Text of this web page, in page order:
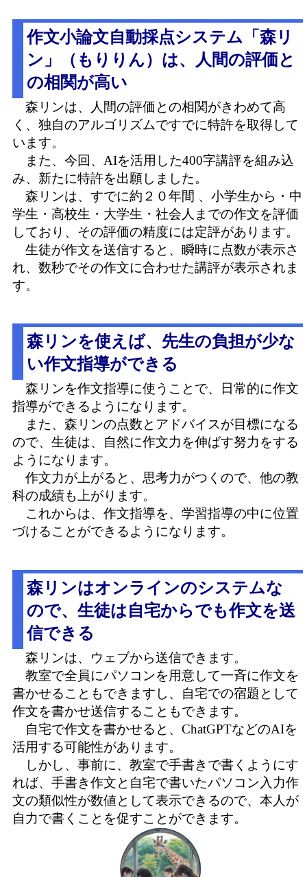
作文小論文自動採点システム「森リ
ン」（もりりん）は、人間の評価と
の相関が高い
森リンは、人間の評価との相関がきわめて高
く、独自のアルゴリズムですでに特許を取得して
います。
また、今回、AIを活用した400字講評を組み込
み、新たに特許を出願しました。
森リンは、すでに約２０年間 、小学生から・中
学生・高校生・大学生・社会人までの作文を評価
しており、その評価の精度には定評があります。
生徒が作文を送信すると、瞬時に点数が表示さ
れ、数秒でその作文に合わせた講評が表示されま
す。
森リンを使えば、先生の負担が少な
い作文指導ができる
森リンを作文指導に使うことで、日常的に作文
指導ができるようになります。
また、森リンの点数とアドバイスが目標になる
ので、生徒は、自然に作文力を伸ばす努力をする
ようになります。
作文力が上がると、思考力がつくので、他の教
科の成績も上がります。
これからは、作文指導を、学習指導の中に位置
づけることができるようになります。
森リンはオンラインのシステムな
ので、生徒は自宅からでも作文を送
信できる
森リンは、ウェブから送信できます。
教室で全員にパソコンを用意して一斉に作文を
書かせることもできますし、自宅での宿題として
作文を書かせ送信することもできます。
自宅で作文を書かせると、ChatGPTなどのAIを
活用する可能性があります。
しかし、事前に、教室で手書きで書くようにす
れば、手書き作文と自宅で書いたパソコン入力作
文の類似性が数値として表示できるので、本人が
自力で書くことを促すことができます。